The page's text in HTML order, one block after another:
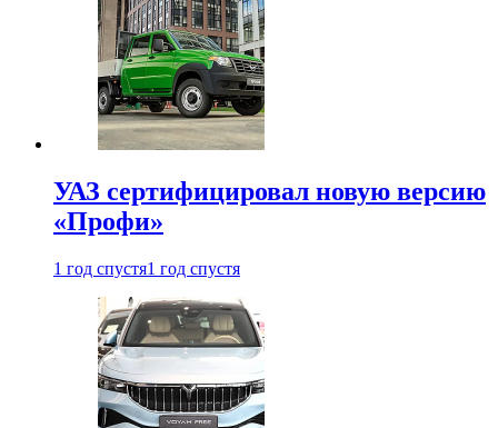
УАЗ сертифицировал новую версию
«Профи»
1 год спустя1 год спустя